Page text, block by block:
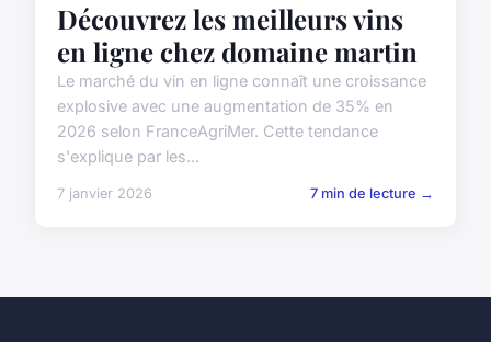
Découvrez les meilleurs vins
en ligne chez domaine martin
Le marché du vin en ligne connaît une croissance
explosive avec une augmentation de 35% en
2026 selon FranceAgriMer. Cette tendance
s'explique par les...
7 janvier 2026 7 min de lecture →